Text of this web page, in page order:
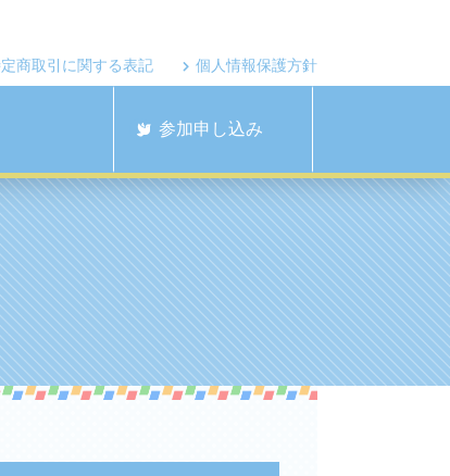
商取引に関する表記 個人情報保護方針
参加申し込み